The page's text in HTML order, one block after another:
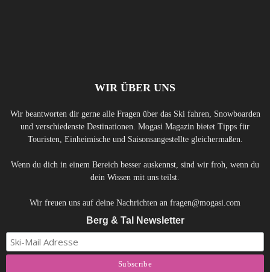
WIR ÜBER UNS
Wir beantworten dir gerne alle Fragen über das Ski fahren, Snowboarden
und verschiedenste Destinationen. Mogasi Magazin bietet Tipps für
Touristen, Einheimische und Saisonsangestellte gleichermaßen.
Wenn du dich in einem Bereich besser auskennst, sind wir froh, wenn du
dein Wissen mit uns teilst.
Wir freuen uns auf deine Nachrichten an fragen@mogasi.com
Berg & Tal Newsletter